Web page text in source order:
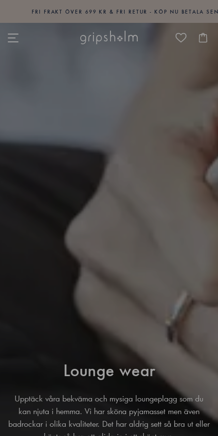
FRI FRAKT ÖVER 699 KR & FRI RETUR - KÖP NU BETALA SEN
Lounge wear
Upptäck våra bekväma och mysiga loungeplagg som du
kan njuta i hemma. Vi har sköna pyjamasset men även
badrockar i olika kvaliteter. Det har aldrig sett så bra ut eller